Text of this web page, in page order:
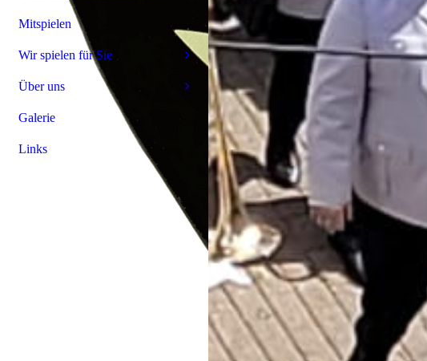
Mitspielen
Wir spielen für Sie
Über uns
Galerie
Links